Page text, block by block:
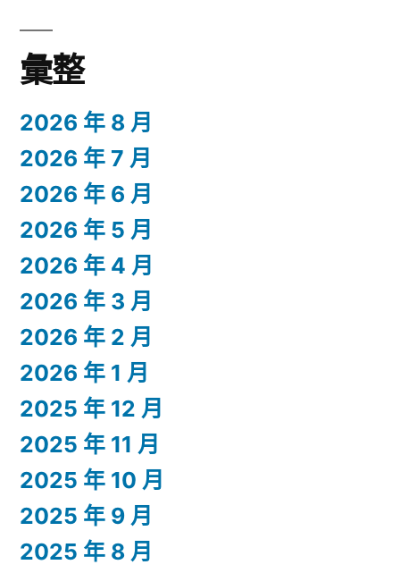
彙整
2026 年 8 月
2026 年 7 月
2026 年 6 月
2026 年 5 月
2026 年 4 月
2026 年 3 月
2026 年 2 月
2026 年 1 月
2025 年 12 月
2025 年 11 月
2025 年 10 月
2025 年 9 月
2025 年 8 月